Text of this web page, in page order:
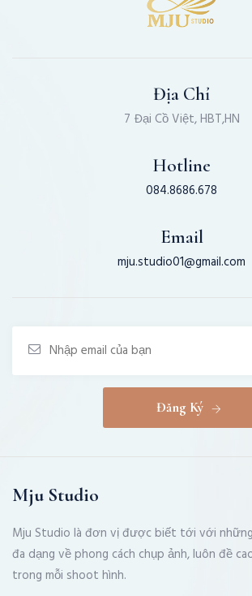
Địa Chỉ
7 Đại Cồ Việt, HBT,HN
Hotline
084.8686.678
Email
mju.studio01@gmail.com
Đăng Ký
Mju Studio
Mju Studio là đơn vị được biết tới với
đa dạng về phong cách chụp ảnh, luôn đề
trong mỗi shoot hình.